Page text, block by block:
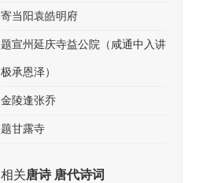
寄当阳袁皓明府
题宣州延庆寺益公院（咸通中入讲
极承恩泽）
金陵逢张乔
题甘露寺
相关唐诗 唐代诗词